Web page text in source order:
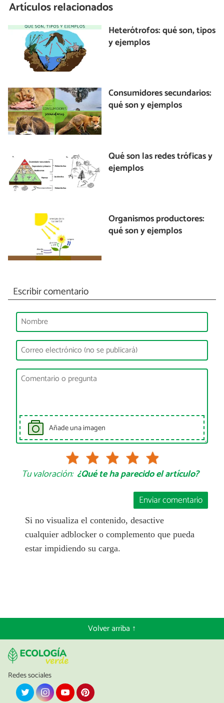
Artículos relacionados
Heterótrofos: qué son, tipos
y ejemplos
Consumidores secundarios:
qué son y ejemplos
Qué son las redes tróficas y
ejemplos
Organismos productores:
qué son y ejemplos
Escribir comentario
Añade una imagen
Tu valoración: ¿Qué te ha parecido el artículo?
Enviar comentario
Si no visualiza el contenido, desactive
cualquier adblocker o complemento que pueda
estar impidiendo su carga.
Volver arriba ↑
Redes sociales